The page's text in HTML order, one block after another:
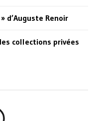
d’Auguste Renoir
collections privées